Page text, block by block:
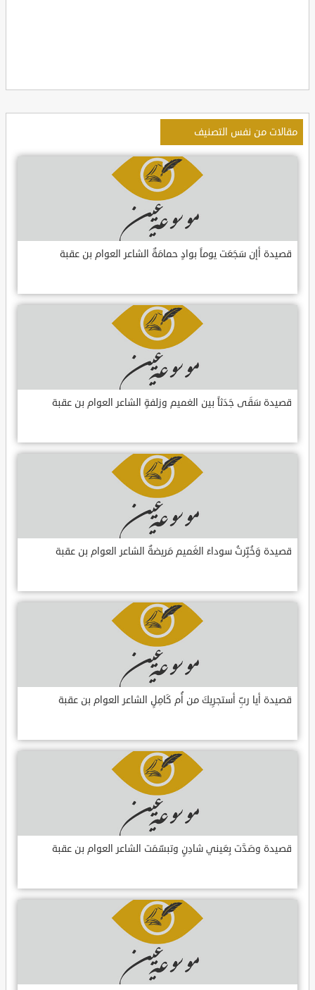
مقالات من نفس التصنيف
قصيدة أإن سَجَعَت يوماً بوادٍ حمامَةٌ الشاعر العوام بن عقبة
قصيدة سَقَى جَدَثاً بين الغميم وزلفةٍ الشاعر العوام بن عقبة
قصيدة وَخُبِّرتُ سوداءَ الغَميم مَريضةٌ الشاعر العوام بن عقبة
قصيدة أيا ربِّ أستجرِيكَ من أُم كَامِلٍ الشاعر العوام بن عقبة
قصيدة وصَدَّت بِعَيني شادِنٍ وتبسّمَت الشاعر العوام بن عقبة